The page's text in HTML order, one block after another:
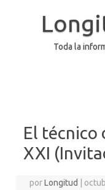
Toda la
El técnico
XXI
porLongitud